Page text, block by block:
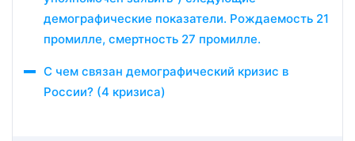
демографические показатели. Рождаемость 21
промилле, смертность 27 промилле.
С чем связан демографический кризис в
России? (4 кризиса)